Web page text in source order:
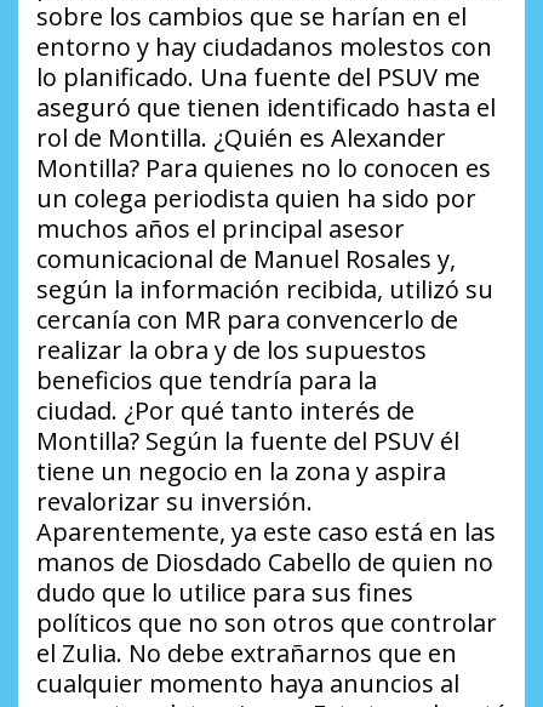
sobre los cambios que se harían en el
entorno y hay ciudadanos molestos con
lo planificado. Una fuente del PSUV me
aseguró que tienen identificado hasta el
rol de Montilla. ¿Quién es Alexander
Montilla? Para quienes no lo conocen es
un colega periodista quien ha sido por
muchos años el principal asesor
comunicacional de Manuel Rosales y,
según la información recibida, utilizó su
cercanía con MR para convencerlo de
realizar la obra y de los supuestos
beneficios que tendría para la
ciudad. ¿Por qué tanto interés de
Montilla? Según la fuente del PSUV él
tiene un negocio en la zona y aspira
revalorizar su inversión.
Aparentemente, ya este caso está en las
manos de Diosdado Cabello de quien no
dudo que lo utilice para sus fines
políticos que no son otros que controlar
el Zulia. No debe extrañarnos que en
cualquier momento haya anuncios al